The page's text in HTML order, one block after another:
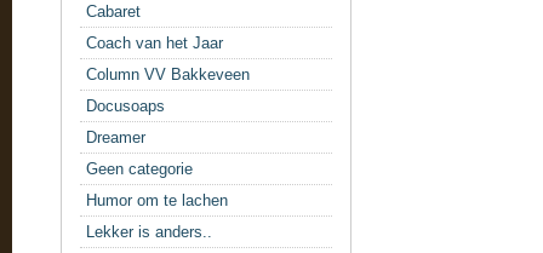
Cabaret
Coach van het Jaar
Column VV Bakkeveen
Docusoaps
Dreamer
Geen categorie
Humor om te lachen
Lekker is anders..